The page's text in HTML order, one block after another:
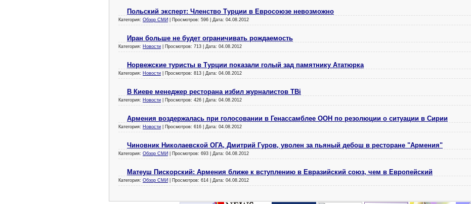
Польский эксперт: Членство Турции в Евросоюзе невозможно
Категория: Обзор СМИ | Просмотров: 596 | Дата: 04.08.2012
Иран больше не будет ограничивать рождаемость
Категория: Новости | Просмотров: 713 | Дата: 04.08.2012
Норвежские туристы в Турции показали голый зад памятнику Ататюрка
Категория: Новости | Просмотров: 813 | Дата: 04.08.2012
В Киеве менеджер ресторана избил журналистов ТВi
Категория: Новости | Просмотров: 426 | Дата: 04.08.2012
Армения воздержалась при голосовании в Генассамблее ООН по резолюции о ситуации в Сирии
Категория: Новости | Просмотров: 616 | Дата: 04.08.2012
Чиновник Николаевской ОГА, Дмитрий Гуров, уволен за пьяный дебош в ресторане "Армения"
Категория: Обзор СМИ | Просмотров: 693 | Дата: 04.08.2012
Матеуш Пискорский: Армения ближе к вступлению в Евразийский союз, чем в Европейский
Категория: Обзор СМИ | Просмотров: 614 | Дата: 04.08.2012